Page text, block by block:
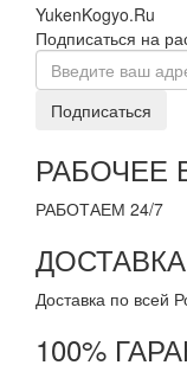
YukenKogyo.Ru
Подписаться на
Подписаться
РАБОЧЕЕ
РАБОТАЕМ 24/7
Доставка по всей
100%